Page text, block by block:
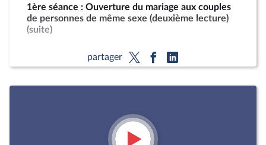
1ère séance : Ouverture du mariage aux couples
de personnes de même sexe (deuxième lecture)
(suite)
partager